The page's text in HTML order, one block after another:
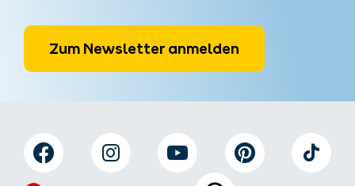
Zum Newsletter anmelden